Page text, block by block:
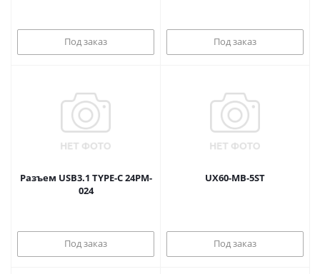
Под заказ Под заказ
Разъем USB3.1 TYPE-C 24PM-
024
Под заказ
UX60-MB-5ST
Под заказ